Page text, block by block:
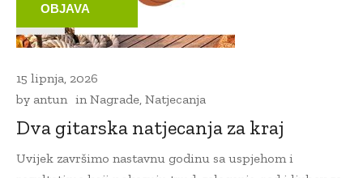
OBJAVA
15 lipnja, 2026
by antun in Nagrade Natjecanja
Dva gitarska natjecanja za kraj
Uvijek završimo nastavnu godinu sa uspjehom i